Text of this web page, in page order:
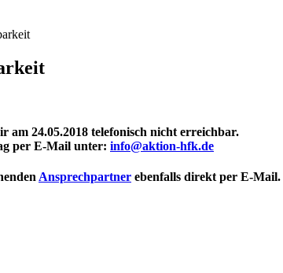
24.05.2018 telefonisch nicht erreichbar.
per E-Mail unter: info@aktion-hfk.de
Ansprechpartner ebenfalls direkt per E-Mail.